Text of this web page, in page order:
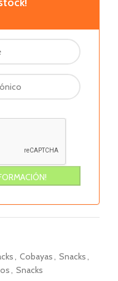
, Cobayas, Snacks,
, Snacks